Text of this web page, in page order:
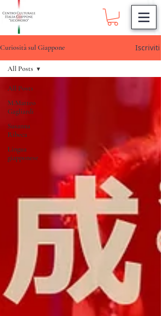
Curiosità sul Giappone Iscriviti
All Posts
M.Matteo
Gagliardi
Susanna
Ribeca
Lingua
giapponese
All Posts